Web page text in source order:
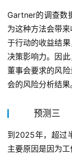
Gartner的调查数
为这种方法会带
于行动的收益结
决策影响力。因此
董事会要求的风
会的风险分析结果
预测三
到2025年，超过
主要原因是因为工